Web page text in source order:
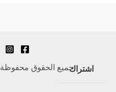
جميع الحقوق محفوظةاشتراك